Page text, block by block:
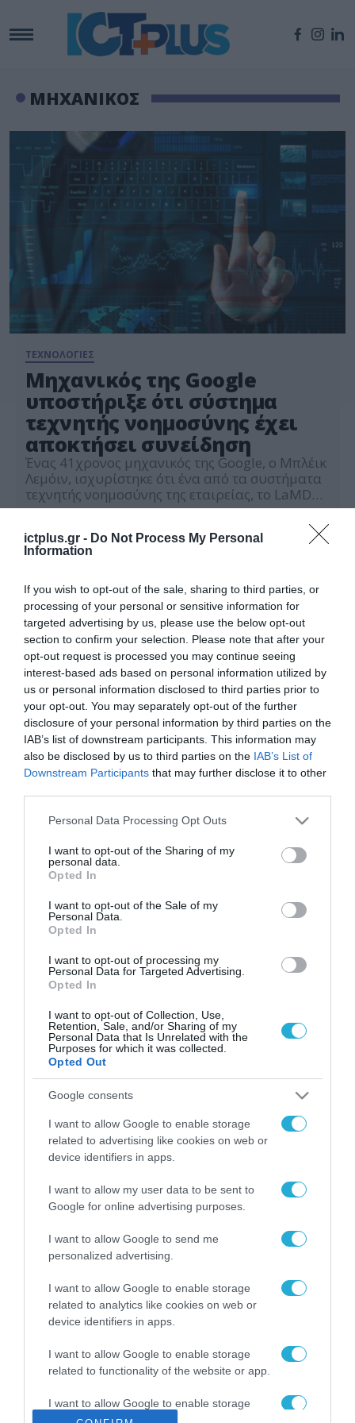
ictplus.gr - Do Not Process My Personal
Information
If you wish to opt-out of the sale, sharing to third parties, or
processing of your personal or sensitive information for
targeted advertising by us, please use the below opt-out
section to confirm your selection. Please note that after your
opt-out request is processed you may continue seeing
interest-based ads based on personal information utilized by
us or personal information disclosed to third parties prior to
your opt-out. You may separately opt-out of the further
disclosure of your personal information by third parties on the
IAB’s list of downstream participants. This information may
also be disclosed by us to third parties on the IAB’s List of
Downstream Participants that may further disclose it to other
Please note that this website/app uses one or more Google
not limited to your visit or usage behaviour. You may click to
grant or deny consent to Google and its third-party tags to
use your data for below specified purposes in below Google
consent section.
Personal Data Processing Opt Outs
I want to opt-out of the Sharing of my
personal data.
Opted In
I want to opt-out of the Sale of my
Personal Data.
Opted In
I want to opt-out of processing my
Personal Data for Targeted Advertising.
Opted In
I want to opt-out of Collection, Use,
Retention, Sale, and/or Sharing of my
Personal Data that Is Unrelated with the
Purposes for which it was collected.
Opted Out
Google consents
I want to allow Google to enable storage
related to advertising like cookies on web or
device identifiers in apps.
I want to allow my user data to be sent to
Google for online advertising purposes.
I want to allow Google to send me
personalized advertising.
I want to allow Google to enable storage
related to analytics like cookies on web or
device identifiers in apps.
I want to allow Google to enable storage
related to functionality of the website or app.
I want to allow Google to enable storage
related to personalization.
ΜΗΧΑΝΙΚΟΣ
ΤΕΧΝΟΛΟΓΙΕΣ
Mηχανικός της Google
υποστήριξε ότι σύστημα
τεχνητής νοημοσύνης έχει
αποκτήσει συνείδηση
Ένας 41χρονος μηχανικός της Google, o Μπλέικ
Λεμόιν, ισχυρίστηκε ότι ένα από τα συστήματα
τεχνητής νοημοσύνης της εταιρείας, το LaMDA
(Language Model for Dialogue Applications),
έχει αποκτήσει συνείδηση και αισθήματα και
μάλιστα ζητά να έχει δικαιώματα και οι
επιθυμίες του να γίνονται σεβαστές. Η Google
ισχύει και έθεσε σε αναγκαστική […]
ΡΟΗ ΕΙΔΗΣΕΩΝ
Το χρηματοδοτούμενο
από την ΕΕ έργο “The
Gaming Police”
ενισχύει την ασφάλεια
των παιδιών στο
διαδίκτυο
31.07.2026
ΑΑΔΕ: Διευκρινίσεις
για τα πρόστιμα σε
αφορούν τους ΦΗΜ
Σ. Καλαφάτης: «Η
Τεχνητή Νοημοσύνη
δεν είναι απλώς μια
μια νέα βιομηχανική
επανάσταση»
Νέος οδηγός του ΕΚΤ
των ελληνικών